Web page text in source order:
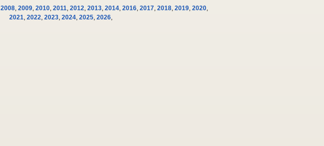
2008, 2009, 2010, 2011, 2012, 2013, 2014, 2016, 2017, 2018, 2019, 2020,
2021, 2022, 2023, 2024, 2025, 2026,